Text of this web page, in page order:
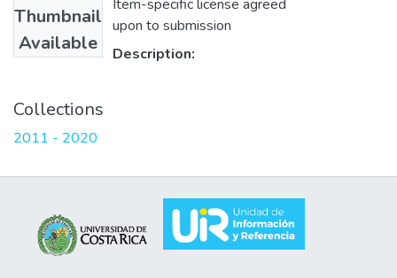
Thumbnail
Available
Item-specific license agreed
upon to submission
Description:
Collections
2011 - 2020